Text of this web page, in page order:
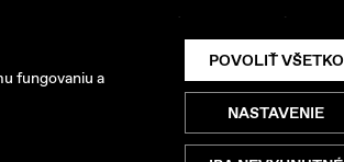
SK s.r.o. Všetky práva vyhradené.
fungovaniu a
POVOLIŤ VŠETKO
NASTAVENIE